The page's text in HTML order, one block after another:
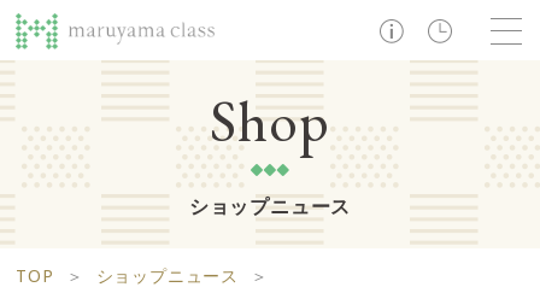
TOP
ショップ レストラン・カフェ ショップニュース
Life support floor
ライフサポートフロア
Shop
ショップニュース
TOP ＞ ショップニュース
＞